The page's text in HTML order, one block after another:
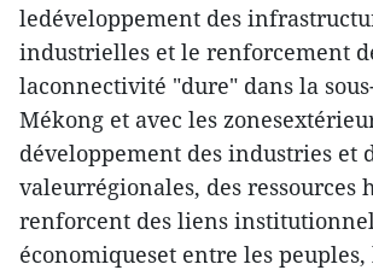
ledéveloppement des
industrielles et le renforcement
laconnectivité "dure" dans la
Mékong et avec les
développement des industries et
valeurrégionales, des ressources
renforcent des liens
économiqueset entre les peuples,